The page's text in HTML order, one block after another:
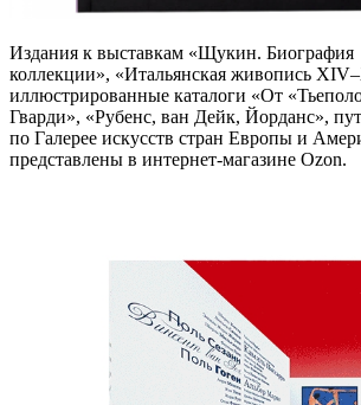
Издания к выставкам «Щукин. Биография
коллекции», «Итальянская живопись
иллюстрированные каталоги «От
Гварди», «Рубенс, ван Дейк, Йорданс»,
по Галерее искусств стран Европы и
представлены в интернет-магазине Ozon.